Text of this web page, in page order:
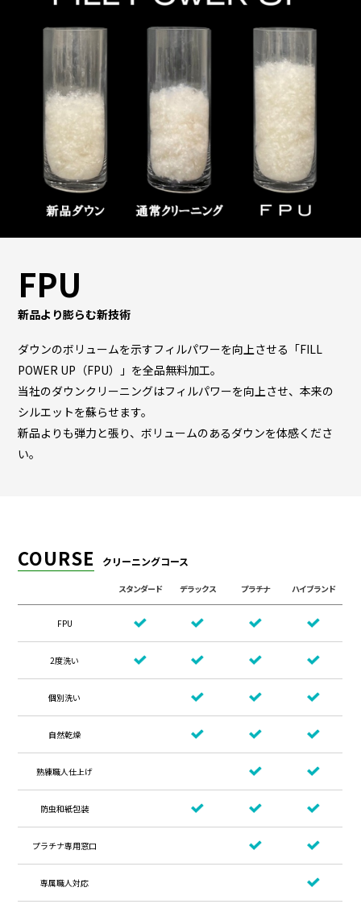
FPU
新品より膨らむ新技術
ダウンのボリュームを示すフィルパワーを向上させる「FILL
POWER UP（FPU）」を全品無料加工。
当社のダウンクリーニングはフィルパワーを向上させ、本来の
シルエットを蘇らせます。
新品よりも弾力と張り、ボリュームのあるダウンを体感くださ
い。
COURSE クリーニングコース
スタンダード デラックス プラチナ ハイブランド
FPU
2度洗い
個別洗い
自然乾燥
熟練職人仕上げ
防虫和紙包装
プラチナ専用窓口
専属職人対応